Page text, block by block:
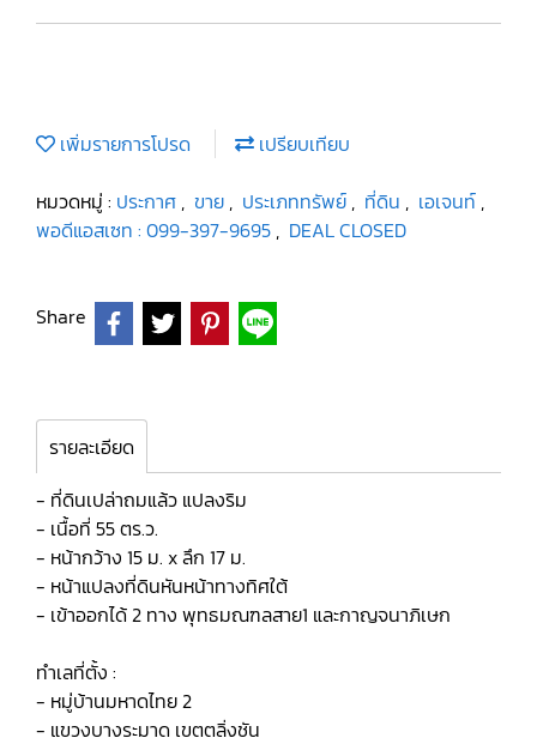
เพิ่มรายการโปรด
เปรียบเทียบ
หมวดหมู่ : ประกาศ , ขาย , ประเภททรัพย์ , ที่ดิน , เอเจนท์ ,
พอดีแอสเซท : 099-397-9695 , DEAL CLOSED
Share
รายละเอียด
- ที่ดินเปล่าถมแล้ว แปลงริม
- เนื้อที่ 55 ตร.ว.
- หน้ากว้าง 15 ม. x ลึก 17 ม.
- หน้าแปลงที่ดินหันหน้าทางทิศใต้
- เข้าออกได้ 2 ทาง พุทธมณฑลสาย1 และกาญจนาภิเษก
ทำเลที่ตั้ง :
- หมู่บ้านมหาดไทย 2
- แขวงบางระมาด เขตตลิ่งชัน